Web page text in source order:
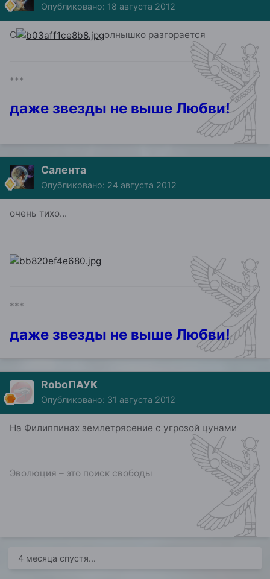
Опубликовано: 18 августа 2012
С олнышко разгорается
***
даже звезды не выше Любви!
Салента
Опубликовано: 24 августа 2012
очень тихо...
***
даже звезды не выше Любви!
RoboПАУК
Опубликовано: 31 августа 2012
На Филиппинах землетрясение с угрозой цунами
Эволюция – это поиск свободы
4 месяца спустя...